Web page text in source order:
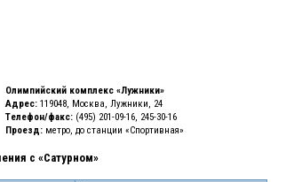
Олимпийский комплекс «Лужники»
Адрес: 119048, Москва, Лужники, 24
Телефон/факс: (495) 201-09-16, 245-30-16
Проезд: метро, до станции «Спортивная»
с «Сатурном»